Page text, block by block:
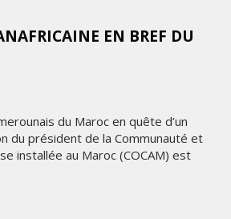
EN BREF DU
du Maroc en quête d’un
du président de la Communauté et
installée au Maroc (COCAM) est